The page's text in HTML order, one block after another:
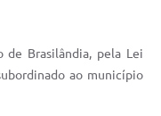
de Brasilândia, pela Lei
ao município